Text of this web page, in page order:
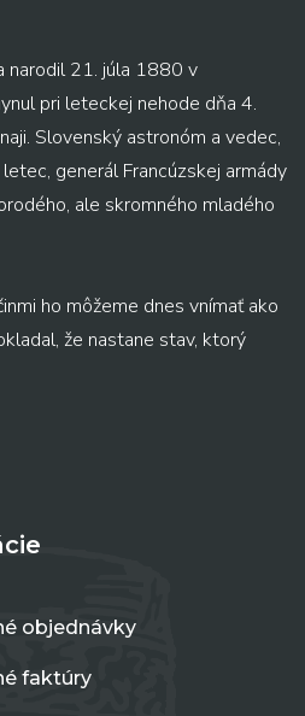
narodil 21. júla 1880 v
pri leteckej nehode dňa 4.
Slovenský astronóm a vedec,
generál Francúzskej armády
ale skromného mladého
ho môžeme dnes vnímať ako
že nastane stav, ktorý
objednávky
faktúry